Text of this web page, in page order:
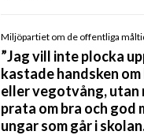
Miljöpartiet om de offentliga
”Jag vill inte plocka
kastade handsken
eller vegotvång, utan
prata om bra och god
ungar som går i